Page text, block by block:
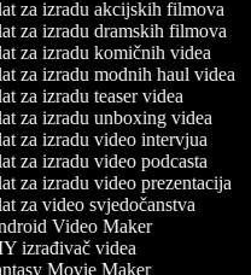
za izradu akcijskih filmova
za izradu dramskih filmova
za izradu komičnih videa
za izradu modnih haul videa
za izradu teaser videa
za izradu unboxing videa
za izradu video intervjua
za izradu video podcasta
za izradu video prezentacija
za video svjedočanstva
Video Maker
izrađivač videa
Movie Maker